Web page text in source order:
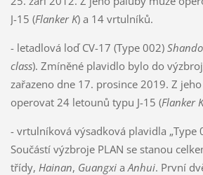
J-15 (Flanker K) a 14 vrtulníků.
- letadlová loď CV-17 (Type 002)
class). Zmíněné plavidlo bylo do
zařazeno dne 17. prosince 2019. Z
operovat 24 letounů typu J-15 (Flanker K
- vrtulníková výsadková plavidla „Type
Součástí výzbroje PLAN se stanou
třídy, Hainan, Guangxia Anhui. První